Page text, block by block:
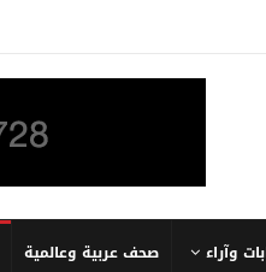
وآراء صحف عربية وعالمية